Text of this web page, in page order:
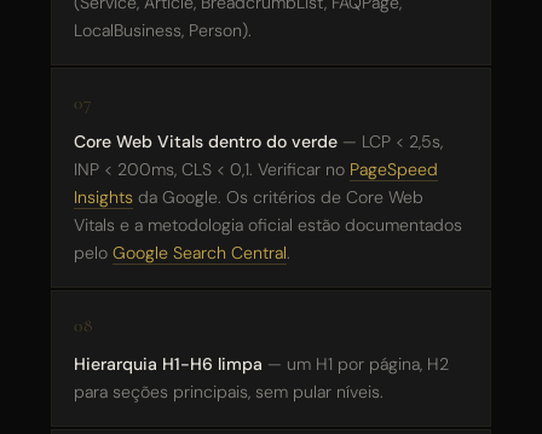
LocalBusiness, Person).
Core Web Vitals dentro do verde— LCP < 2,5s,
INP < 200ms, CLS < 0,1. Verificar no PageSpeed
Insights da Google. Os critérios de Core Web
Vitals e a metodologia oficial estão documentados
pelo Google Search Central.
Hierarquia H1-H6 limpa — um H1 por página, H2
para seções principais, sem pular níveis.